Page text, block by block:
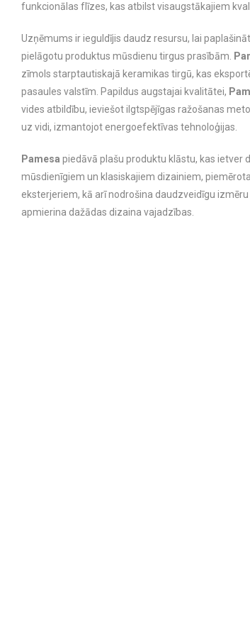
funkcionālas flīzes, kas atbilst visaugstākajiem
Uzņēmums ir ieguldījis daudz resursu, lai
pielāgotu produktus mūsdienu tirgus prasībām.
zīmols starptautiskajā keramikas tirgū, kas
pasaules valstīm. Papildus augstajai kvalitātei,
vides atbildību, ieviešot ilgtspējīgas ražošanas
uz vidi, izmantojot energoefektīvas tehnoloģijas.
Pamesa piedāvā plašu produktu klāstu, kas ietver
mūsdienīgiem un klasiskajiem dizainiem,
eksterjeriem, kā arī nodrošina daudzveidīgu
apmierina dažādas dizaina vajadzības.